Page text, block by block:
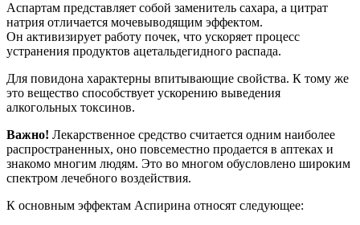
Аспартам представляет собой заменитель сахара, а цитрат
натрия отличается мочевыводящим эффектом.
Он активизирует работу почек, что ускоряет процесс
устранения продуктов ацетальдегидного распада.
Для повидона характерны впитывающие свойства. К тому же
это вещество способствует ускорению выведения
алкогольных токсинов.
Важно! Лекарственное средство считается одним наиболее
распространенных, оно повсеместно продается в аптеках и
знакомо многим людям. Это во многом обусловлено широким
спектром лечебного воздействия.
К основным эффектам Аспирина относят следующее: